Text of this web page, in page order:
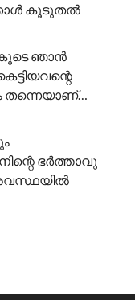
കൂടുതൽ
കൂടെ ഞാൻ
തന്നെയാണ്…
ഭർത്താവു